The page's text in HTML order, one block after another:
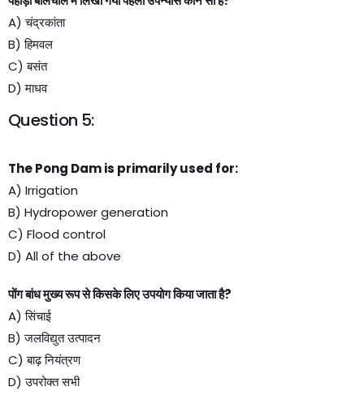
A) चंद्रकांता
B) हिमवल
C) बसंत
D) माधव
Question 5:
The Pong Dam is primarily used for:
A) Irrigation
B) Hydropower generation
C) Flood control
D) All of the above
पोंग बांध मुख्य रूप से किसके लिए उपयोग किया जाता है?
A) सिंचाई
B) जलविद्युत उत्पादन
C) बाढ़ नियंत्रण
D) उपरोक्त सभी